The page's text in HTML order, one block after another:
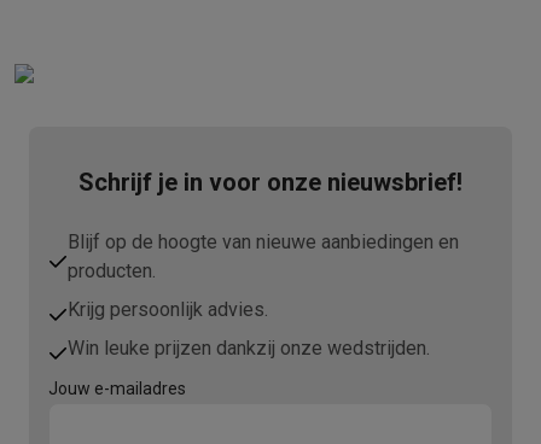
Schrijf je in voor onze nieuwsbrief!
Blijf op de hoogte van nieuwe aanbiedingen en
producten.
Krijg persoonlijk advies.
Win leuke prijzen dankzij onze wedstrijden.
Jouw e-mailadres